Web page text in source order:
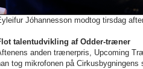
Jóhannesson modtog tirsdag
talentudvikling af Odder-træner
anden trænerpris, Upcoming
tog mikrofonen på